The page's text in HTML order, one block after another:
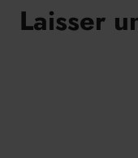
Laisser